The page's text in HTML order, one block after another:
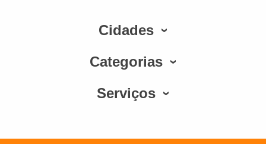
Cidades
Categorias
Serviços